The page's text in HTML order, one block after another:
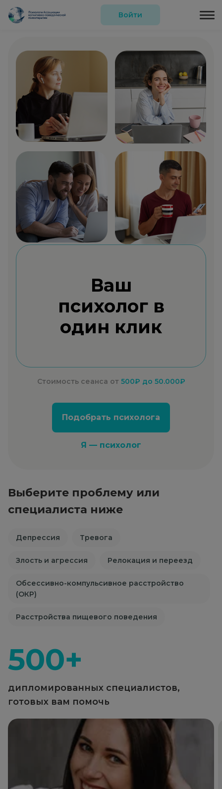
Войти
Ваш
психолог в
один клик
Стоимость сеанса от 500₽ до 50.000₽
Подобрать психолога
Я — психолог
Выберите проблему или
специалиста ниже
Депрессия Тревога
Злость и агрессия Релокация и переезд
Обсессивно-компульсивное расстройство
(ОКР)
Расстройства пищевого поведения
500+
дипломированных специалистов,
готовых вам помочь